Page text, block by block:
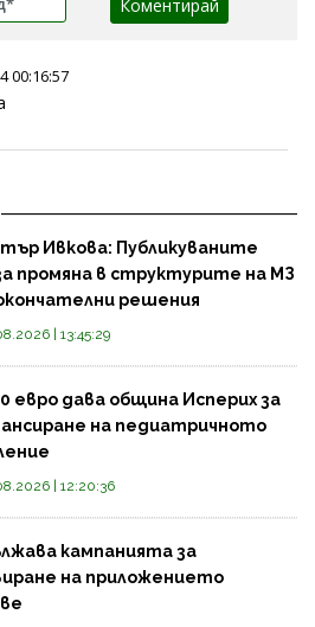
00:16:57
Ивкова: Публикуваните
промяна в структурите на МЗ
решения
| 13:45:29
евро дава община Исперих за
на педиатричното
| 12:20:36
кампанията за
на приложението